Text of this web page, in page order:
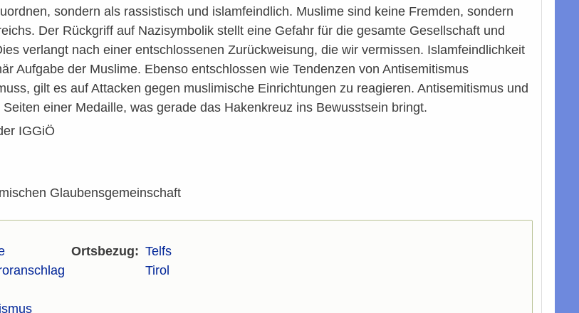
sondern als rassistisch und islamfeindlich. Muslime sind keine Fremden, sondern
Der Rückgriff auf Nazisymbolik stellt eine Gefahr für die gesamte Gesellschaft und
verlangt nach einer entschlossenen Zurückweisung, die wir vermissen. Islamfeindlichkeit
Aufgabe der Muslime. Ebenso entschlossen wie Tendenzen von Antisemitismus
gilt es auf Attacken gegen muslimische Einrichtungen zu reagieren. Antisemitismus und
einer Medaille, was gerade das Hakenkreuz ins Bewusstsein bringt.
IGGiÖ
Glaubensgemeinschaft
Ortsbezug
Telfs
Tirol